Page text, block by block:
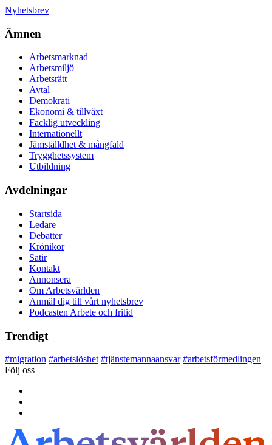
Nyhetsbrev
Ämnen
Arbetsmarknad
Arbetsmiljö
Arbetsrätt
Avtal
Demokrati
Ekonomi & tillväxt
Facklig utveckling
Internationellt
Jämställdhet & mångfald
Trygghetssystem
Utbildning
Avdelningar
Startsida
Ledare
Debatter
Krönikor
Satir
Kontakt
Annonsera
Om Arbetsvärlden
Anmäl dig till vårt nyhetsbrev
Podcasten Arbete och fritid
Trendigt
#migration #arbetslöshet #tjänstemannaansvar #arbetsförmedlingen
Följ oss